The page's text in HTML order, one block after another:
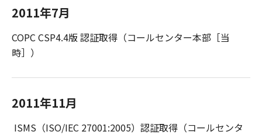
2011年7月
COPC CSP4.4版 認証取得（コールセンター本部［当
時］）
2011年11月
ISMS（ISO/IEC 27001:2005）認証取得（コールセンタ